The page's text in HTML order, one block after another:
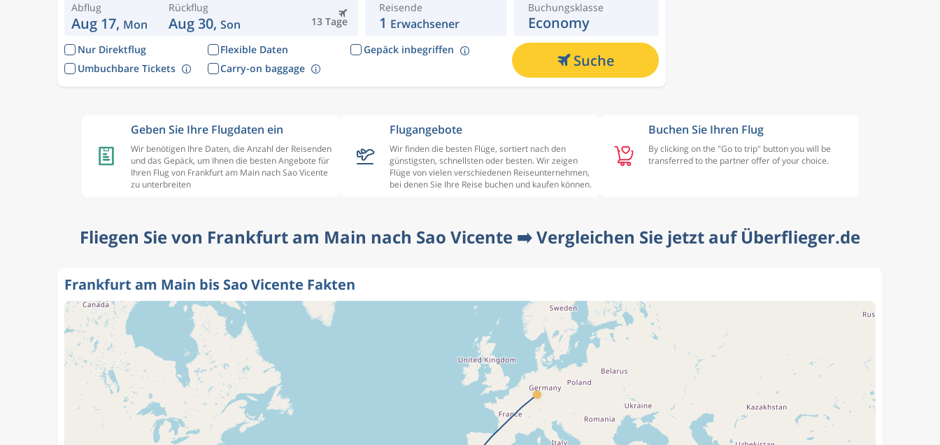
Abflug
Aug 17, Mon 13 Tage
Rückflug
Aug 30, Son
Reisende
1 Erwachsener
Buchungsklasse
Economy
Nur Direktflug Flexible Daten
Gepäck inbegriffen
Umbuchbare Tickets
Carry-on baggage Suche
Geben Sie Ihre Flugdaten ein
Wir benötigen Ihre Daten, die Anzahl der Reisenden
und das Gepäck, um Ihnen die besten Angebote für
Ihren Flug von Frankfurt am Main nach Sao Vicente
zu unterbreiten
Flugangebote
Wir finden die besten Flüge, sortiert nach den
günstigsten, schnellsten oder besten. Wir zeigen
Flüge von vielen verschiedenen Reiseunternehmen,
bei denen Sie Ihre Reise buchen und kaufen können.
Buchen Sie Ihren Flug
By clicking on the "Go to trip" button you will be
transferred to the partner offer of your choice.
Fliegen Sie von Frankfurt am Main nach Sao Vicente ➡️ Vergleichen Sie jetzt auf Überflieger.de
Frankfurt am Main bis Sao Vicente Fakten